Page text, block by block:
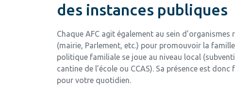
des instances publiques
Chaque AFC agit également au sein d’organismes
(mairie, Parlement, etc.) pour promouvoir la
politique familiale se joue au niveau local
cantine de l’école ou CCAS). Sa présence est
pour votre quotidien.